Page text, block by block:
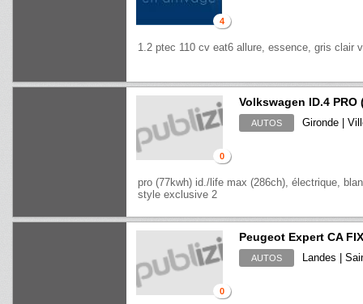
4
1.2 ptec 110 cv eat6 allure, essence, gris clair
0
Volkswagen ID.4 PRO
AUTOS Gironde |
pro (77kwh) id./life max (286ch), électrique,
style exclusive 2
0
Peugeot Expert CA
AUTOS Landes |